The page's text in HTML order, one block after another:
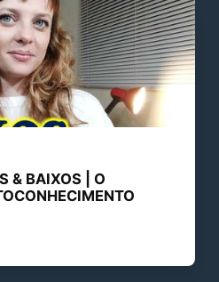
& BAIXOS | O